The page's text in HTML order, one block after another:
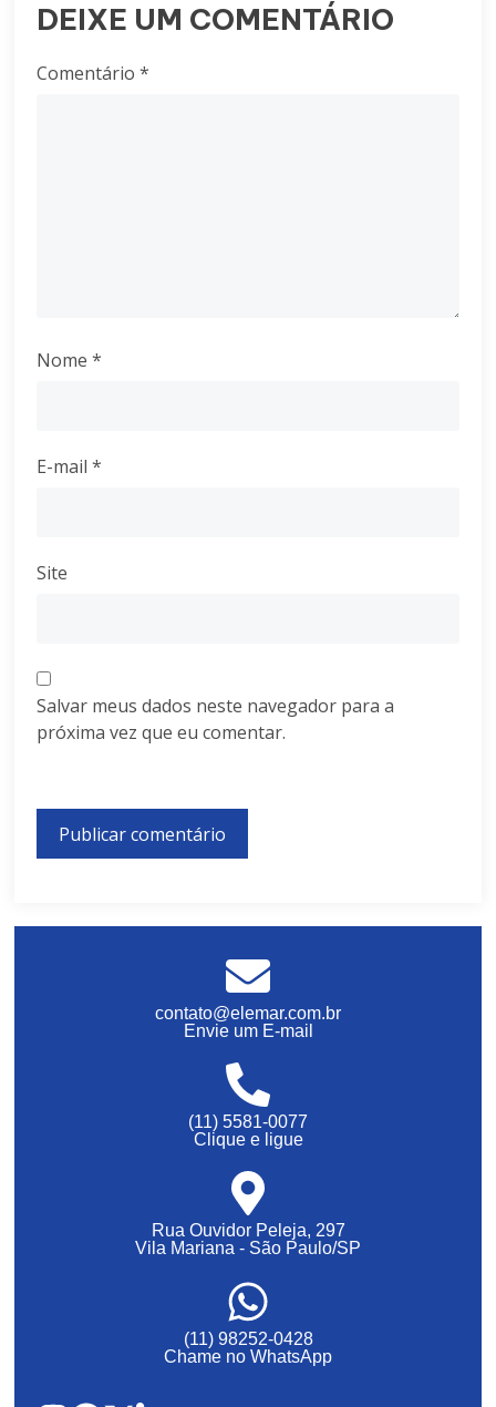
DEIXE UM COMENTÁRIO
Comentário*
Nome*
E-mail*
Site
Salvar meus dados neste navegador para a
próxima vez que eu comentar.
contato@elemar.com.br
Envie um E-mail
(11) 5581-0077
Clique e ligue
Rua Ouvidor Peleja, 297
Vila Mariana - São Paulo/SP
(11) 98252-0428
Chame no WhatsApp